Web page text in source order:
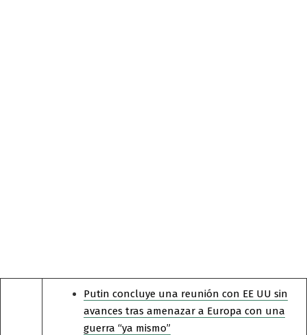
Putin concluye una reunión con EE UU sin
avances tras amenazar a Europa con una
guerra “ya mismo”